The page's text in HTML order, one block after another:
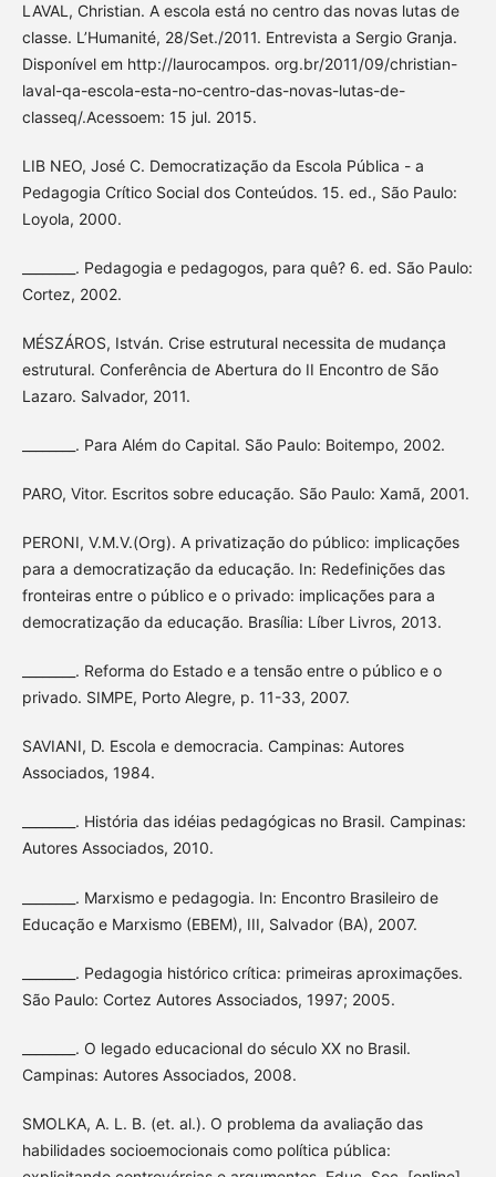
LAVAL, Christian. A escola está no centro das novas lutas de
classe. L’Humanité, 28/Set./2011. Entrevista a Sergio Granja.
Disponível em http://laurocampos. org.br/2011/09/christian-
laval-qa-escola-esta-no-centro-das-novas-lutas-de-
classeq/.Acessoem: 15 jul. 2015.
LIB NEO, José C. Democratização da Escola Pública - a
Pedagogia Crítico Social dos Conteúdos. 15. ed., São Paulo:
Loyola, 2000.
________. Pedagogia e pedagogos, para quê? 6. ed. São Paulo:
Cortez, 2002.
MÉSZÁROS, István. Crise estrutural necessita de mudança
estrutural. Conferência de Abertura do II Encontro de São
Lazaro. Salvador, 2011.
________. Para Além do Capital. São Paulo: Boitempo, 2002.
PARO, Vitor. Escritos sobre educação. São Paulo: Xamã, 2001.
PERONI, V.M.V.(Org). A privatização do público: implicações
para a democratização da educação. In: Redefinições das
fronteiras entre o público e o privado: implicações para a
democratização da educação. Brasília: Líber Livros, 2013.
________. Reforma do Estado e a tensão entre o público e o
privado. SIMPE, Porto Alegre, p. 11-33, 2007.
SAVIANI, D. Escola e democracia. Campinas: Autores
Associados, 1984.
________. História das idéias pedagógicas no Brasil. Campinas:
Autores Associados, 2010.
________. Marxismo e pedagogia. In: Encontro Brasileiro de
Educação e Marxismo (EBEM), III, Salvador (BA), 2007.
________. Pedagogia histórico crítica: primeiras aproximações.
São Paulo: Cortez Autores Associados, 1997; 2005.
________. O legado educacional do século XX no Brasil.
Campinas: Autores Associados, 2008.
SMOLKA, A. L. B. (et. al.). O problema da avaliação das
habilidades socioemocionais como política pública: